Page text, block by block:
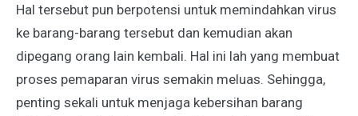
Hal tersebut pun berpotensi untuk memindahkan virus
ke barang-barang tersebut dan kemudian akan
dipegang orang lain kembali. Hal ini lah yang membuat
proses pemaparan virus semakin meluas. Sehingga,
penting sekali untuk menjaga kebersihan barang